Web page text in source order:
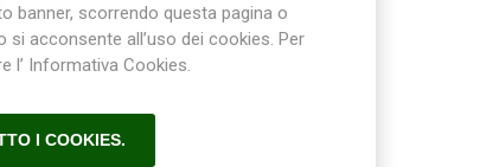
Centralina
programmatore
MultiControl
€145,00
banner, scorrendo questa pagina o
acconsente all’uso dei cookies. Per
l’ Informativa Cookies.
I COOKIES.